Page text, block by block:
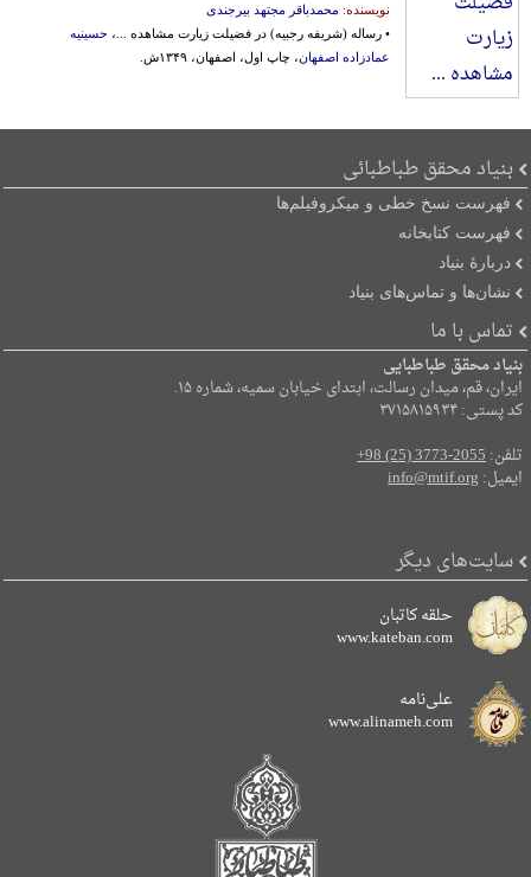
نویسنده: محمدباقر مجتهد بیرجندی
• رساله (شریفه‌ رجبیه‌) در فضیلت‌ زیارت‌ مشاهده‌ ...، حسینیه
عمادزاده اصفهان، چاپ اول، اصفهان، ۱۳۴۹ش.
بنیاد محقق طباطبائی
فهرست نسخ خطی و میکروفیلم‌ها
فهرست کتابخانه
دربارۀ بنیاد
نشان‌ها و تماس‌های بنیاد
تماس با ما
بنیاد محقق طباطبایی
ایران، قم، میدان رسالت، ابتدای خیابان سمیه، شماره ۱۵.
کد پستی: ۳۷۱۵۸۱۵۹۳۴
تلفن:+98 (25) 3773-2055
ایمیل:info@mtif.org
سایت‌های دیگر
حلقه کاتبان
www.kateban.com
علی‌نامه
www.alinameh.com